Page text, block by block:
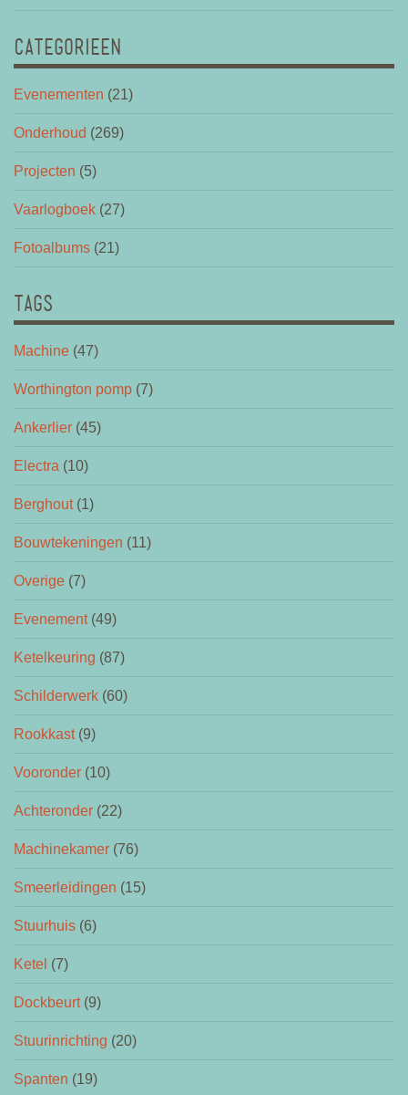
CATEGORIEEN
Evenementen (21)
Onderhoud (269)
Projecten (5)
Vaarlogboek (27)
Fotoalbums (21)
TAGS
Machine (47)
Worthington pomp (7)
Ankerlier (45)
Electra (10)
Berghout(1)
Bouwtekeningen (11)
Overige (7)
Evenement(49)
Ketelkeuring (87)
Schilderwerk (60)
Rookkast(9)
Vooronder (10)
Achteronder (22)
Machinekamer (76)
Smeerleidingen (15)
Stuurhuis (6)
Ketel (7)
Dockbeurt(9)
Stuurinrichting (20)
Spanten (19)